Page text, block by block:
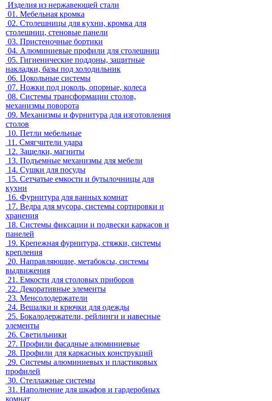
Изделия из нержавеющей стали
01. Мебельная кромка
02. Столешницы для кухни, кромка для
столешниц, стеновые панели
03. Пристеночные бортики
04. Алюминиевые профили для столешниц
05. Гигиенические поддоны, защитные
накладки, базы под холодильник
06. Цокольные системы
07. Ножки под цоколь, опорные, колеса
08. Системы трансформации столов,
механизмы поворота
09. Механизмы и фурнитура для изготовления
столов
10. Петли мебельные
11. Смягчители удара
12. Защелки, магниты
13. Подъемные механизмы для мебели
14. Сушки для посуды
15. Сетчатые емкости и бутылочницы для
кухни
16. Фурнитура для ванных комнат
17. Ведра для мусора, системы сортировки и
хранения
18. Системы фиксации и подвески каркасов и
панелей
19. Крепежная фурнитура, стяжки, системы
крепления
20. Направляющие, метабоксы, системы
выдвижения
21. Емкости для столовых приборов
22. Декоративные элементы
23. Менсолодержатели
24. Вешалки и крючки для одежды
25. Бокалодержатели, рейлинги и навесные
элементы
26. Светильники
27. Профили фасадные алюминиевые
28. Профили для каркасных конструкций
29. Системы алюминиевых и пластиковых
профилей
30. Стеллажные системы
31. Наполнение для шкафов и гардеробных
комнат